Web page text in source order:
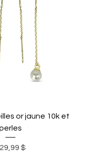
or jaune 10k et
$